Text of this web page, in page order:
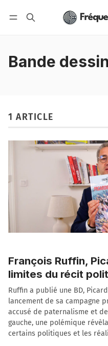
Bande
1 ARTICLE
François Ruffin,
limites du récit
Ruffin a publié une BD,
lancement de sa campagne
accusé de paternalisme et
gauche, une polémique
certains politiques et les